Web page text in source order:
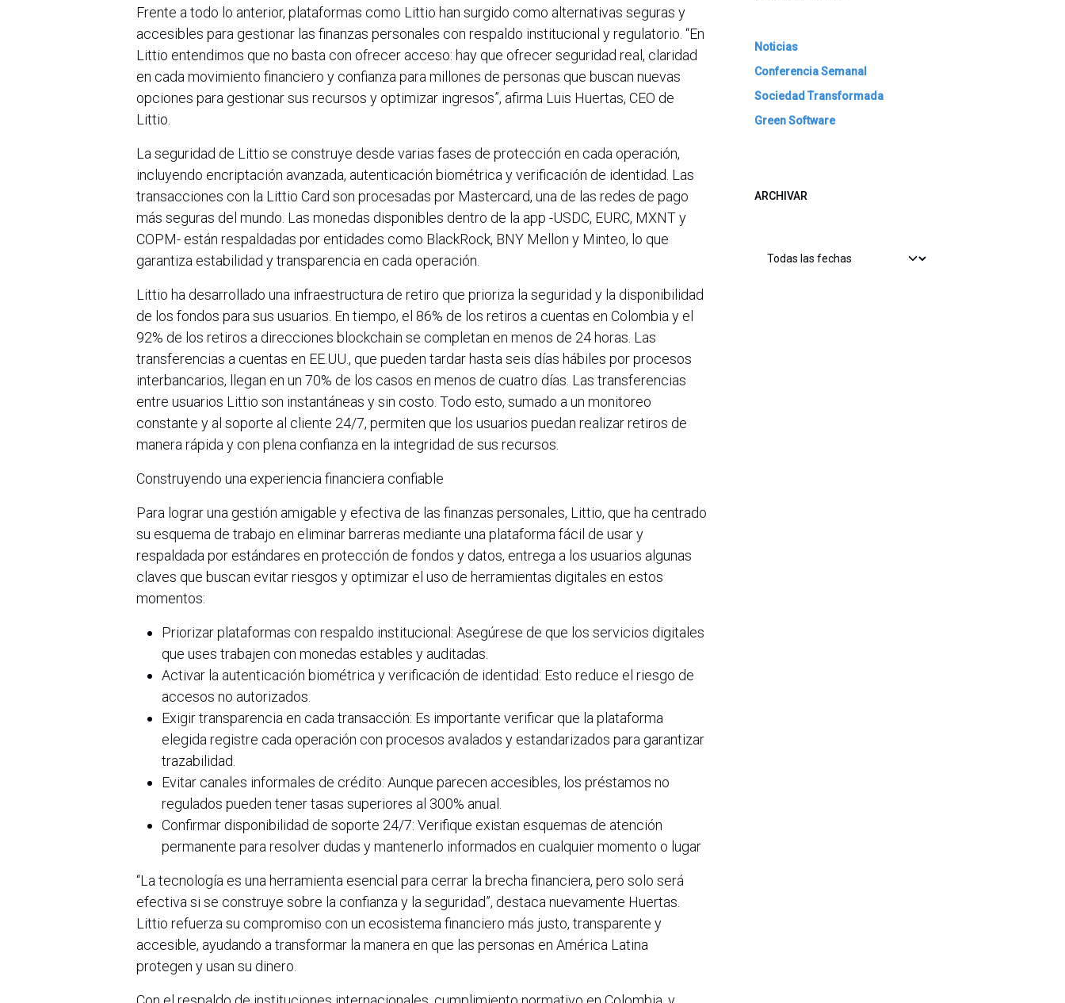
Frente a todo lo anterior, plataformas como Littio han surgido como alternativas seguras y
accesibles para gestionar las finanzas personales con respaldo institucional y regulatorio. “En
Littio entendimos que no basta con ofrecer acceso: hay que ofrecer seguridad real, claridad
en cada movimiento financiero y confianza para millones de personas que buscan nuevas
opciones para gestionar sus recursos y optimizar ingresos”, afirma Luis Huertas, CEO de
Littio.
La seguridad de Littio se construye desde varias fases de protección en cada operación,
incluyendo encriptación avanzada, autenticación biométrica y verificación de identidad. Las
transacciones con la Littio Card son procesadas por Mastercard, una de las redes de pago
más seguras del mundo. Las monedas disponibles dentro de la app -USDC, EURC, MXNT y
COPM- están respaldadas por entidades como BlackRock, BNY Mellon y Minteo, lo que
garantiza estabilidad y transparencia en cada operación.
Littio ha desarrollado una infraestructura de retiro que prioriza la seguridad y la disponibilidad
de los fondos para sus usuarios. En tiempo, el 86% de los retiros a cuentas en Colombia y el
92% de los retiros a direcciones blockchain se completan en menos de 24 horas. Las
transferencias a cuentas en EE.UU., que pueden tardar hasta seis días hábiles por procesos
interbancarios, llegan en un 70% de los casos en menos de cuatro días. Las transferencias
entre usuarios Littio son instantáneas y sin costo. Todo esto, sumado a un monitoreo
constante y al soporte al cliente 24/7, permiten que los usuarios puedan realizar retiros de
manera rápida y con plena confianza en la integridad de sus recursos.
Construyendo una experiencia financiera confiable
Para lograr una gestión amigable y efectiva de las finanzas personales, Littio, que ha centrado
su esquema de trabajo en eliminar barreras mediante una plataforma fácil de usar y
respaldada por estándares en protección de fondos y datos, entrega a los usuarios algunas
claves que buscan evitar riesgos y optimizar el uso de herramientas digitales en estos
momentos:
Priorizar plataformas con respaldo institucional: Asegúrese de que los servicios digitales
que uses trabajen con monedas estables y auditadas.
Activar la autenticación biométrica y verificación de identidad: Esto reduce el riesgo de
accesos no autorizados.
Exigir transparencia en cada transacción: Es importante verificar que la plataforma
elegida registre cada operación con procesos avalados y estandarizados para garantizar
trazabilidad.
Evitar canales informales de crédito: Aunque parecen accesibles, los préstamos no
regulados pueden tener tasas superiores al 300% anual.
Confirmar disponibilidad de soporte 24/7: Verifique existan esquemas de atención
permanente para resolver dudas y mantenerlo informados en cualquier momento o lugar
“La tecnología es una herramienta esencial para cerrar la brecha financiera, pero solo será
efectiva si se construye sobre la confianza y la seguridad”, destaca nuevamente Huertas.
Littio refuerza su compromiso con un ecosistema financiero más justo, transparente y
accesible, ayudando a transformar la manera en que las personas en América Latina
protegen y usan su dinero.
Noticias
Conferencia Semanal
Sociedad Transformada
Green Software
ARCHIVAR